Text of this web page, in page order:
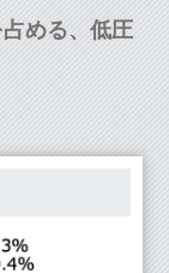
める、低圧